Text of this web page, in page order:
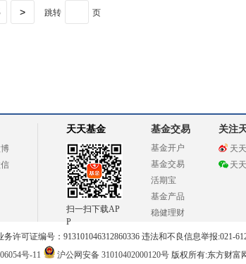
> 跳转 页
天天基金
扫一扫下载AP
P
基金交易
基金开户
基金交易
活期宝
基金产品
稳健理财
关注
天
天
许可证编号：913101046312860336 违法和不良信息举报:021-
号-11 沪公网安备 31010402000120号版权所有:东方财富